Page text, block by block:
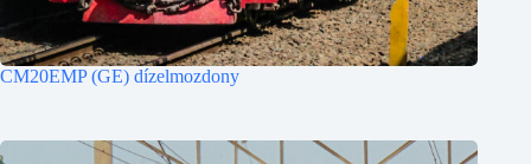
CM20EMP (GE) dízelmozdony